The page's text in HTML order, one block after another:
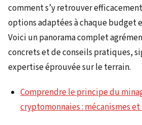
comment s’y retrouver
options adaptées à chaque budget
Voici un panorama complet
concrets et de conseils pratiques,
expertise éprouvée sur le terrain.
Comprendre le principe du
cryptomonnaies : mécanismes